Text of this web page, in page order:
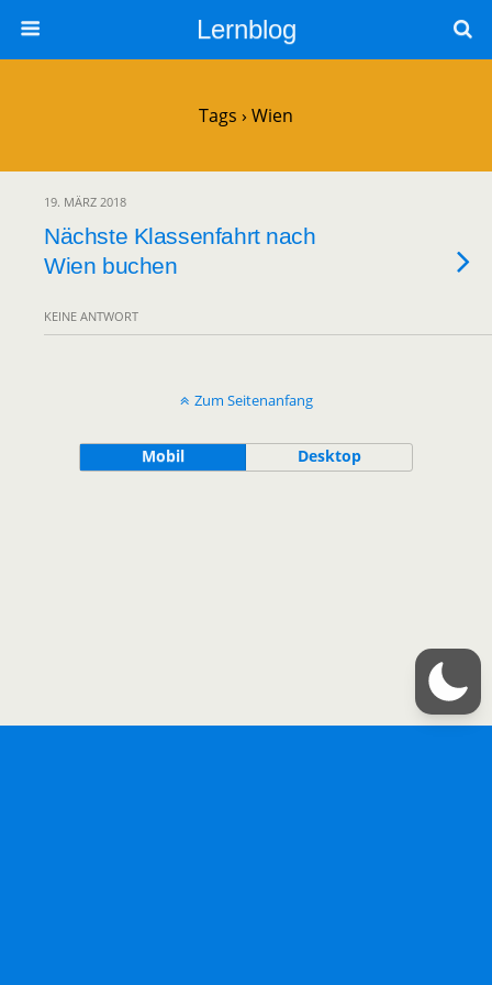
Lernblog
Tags › Wien
19. MÄRZ 2018
Nächste Klassenfahrt nach
Wien buchen
KEINE ANTWORT
Zum Seitenanfang
Mobil Desktop